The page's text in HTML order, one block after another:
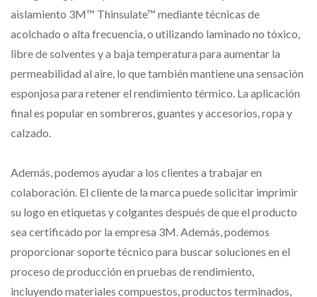
aislamiento 3M™ Thinsulate™ mediante técnicas de
acolchado o alta frecuencia, o utilizando laminado no tóxico,
libre de solventes y a baja temperatura para aumentar la
permeabilidad al aire, lo que también mantiene una sensación
esponjosa para retener el rendimiento térmico. La aplicación
final es popular en sombreros, guantes y accesorios, ropa y
calzado.
Además, podemos ayudar a los clientes a trabajar en
colaboración. El cliente de la marca puede solicitar imprimir
su logo en etiquetas y colgantes después de que el producto
sea certificado por la empresa 3M. Además, podemos
proporcionar soporte técnico para buscar soluciones en el
proceso de producción en pruebas de rendimiento,
incluyendo materiales compuestos, productos terminados,